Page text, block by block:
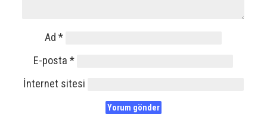
Ad*
E-posta*
İnternet sitesi